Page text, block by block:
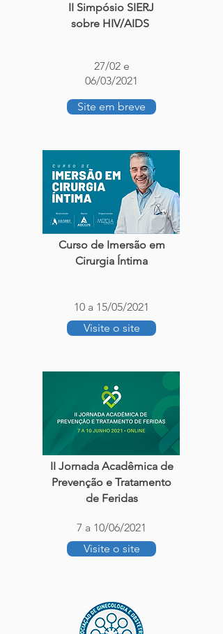
II Simpósio SIERJ
sobre HIV/AIDS
27/02 e
06/03/2021
Site em breve
Curso de Imersão em
Cirurgia Íntima
10 a 15/05/2021
Visite o site
II Jornada Acadêmica de
Prevenção e Tratamento
de Feridas
7 a 10/06/2021
Visite o site